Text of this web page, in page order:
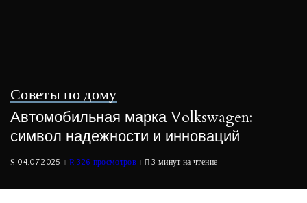
Советы по дому
Автомобильная марка Volkswagen:
символ надежности и инноваций
04.07.2025 326 просмотров 3 минут на чтение